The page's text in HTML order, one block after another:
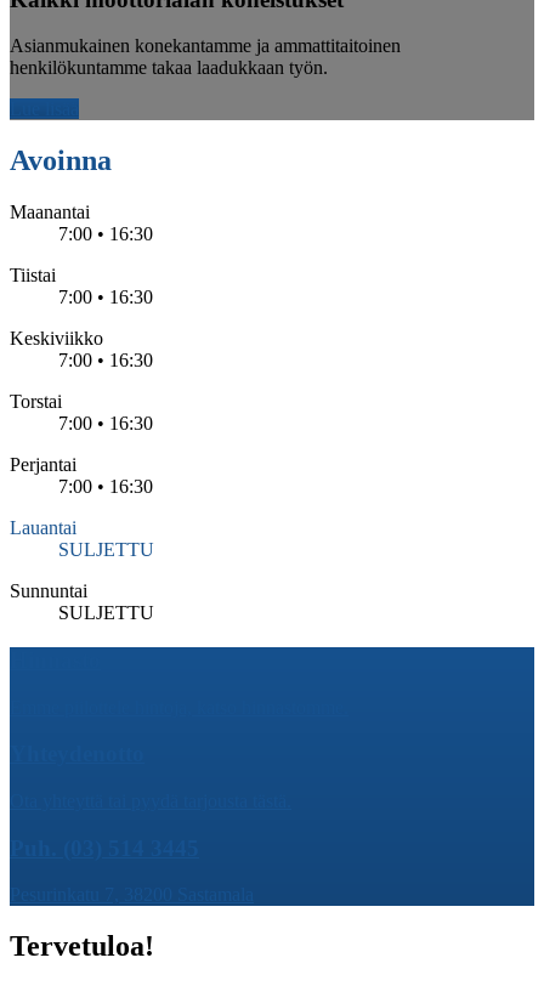
Asianmukainen konekantamme ja ammattitaitoinen
henkilökuntamme takaa laadukkaan työn.
Avoinna
Maanantai
7:00 • 16:30
Tiistai
7:00 • 16:30
Keskiviikko
7:00 • 16:30
Torstai
7:00 • 16:30
Perjantai
7:00 • 16:30
Lauantai
SULJETTU
Sunnuntai
SULJETTU
Tervetuloa!